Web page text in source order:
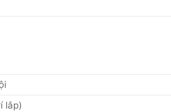
lắp)